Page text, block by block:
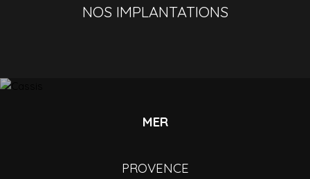
NOS IMPLANTATIONS
MER
PROVENCE